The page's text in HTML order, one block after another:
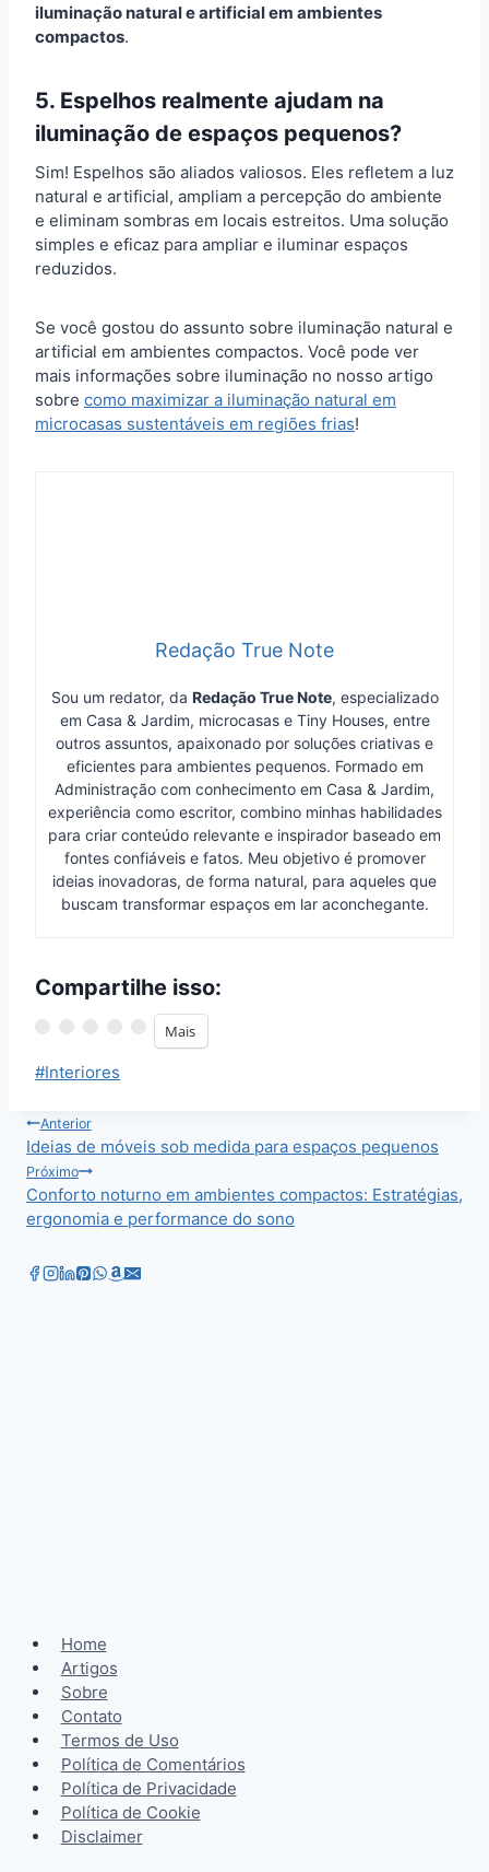
iluminação natural e artificial em ambientes
compactos.
5. Espelhos realmente ajudam na
iluminação de espaços pequenos?
Sim! Espelhos são aliados valiosos. Eles refletem a luz
natural e artificial, ampliam a percepção do ambiente
e eliminam sombras em locais estreitos. Uma solução
simples e eficaz para ampliar e iluminar espaços
reduzidos.
Se você gostou do assunto sobre iluminação natural e
artificial em ambientes compactos. Você pode ver
mais informações sobre iluminação no nosso artigo
sobre como maximizar a iluminação natural em
microcasas sustentáveis em regiões frias!
Redação True Note
Sou um redator, da Redação True Note, especializado
em Casa & Jardim, microcasas e Tiny Houses, entre
outros assuntos, apaixonado por soluções criativas e
eficientes para ambientes pequenos. Formado em
Administração com conhecimento em Casa & Jardim,
experiência como escritor, combino minhas habilidades
para criar conteúdo relevante e inspirador baseado em
fontes confiáveis e fatos. Meu objetivo é promover
ideias inovadoras, de forma natural, para aqueles que
buscam transformar espaços em lar aconchegante.
Compartilhe isso:
Mais
Tags
Post:
#Interiores
Navegação
de
Post
Anterior
Ideias de móveis sob medida para espaços pequenos
Próximo
Conforto noturno em ambientes compactos: Estratégias,
ergonomia e performance do sono
Home
Artigos
Sobre
Contato
Termos de Uso
Política de Comentários
Política de Privacidade
Política de Cookie
Disclaimer